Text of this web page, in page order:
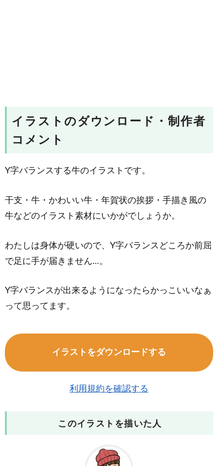
イラストのダウンロード・制作者
コメント
Y字バランスする牛のイラストです。
干支・牛・かわいい牛・年賀状の挨拶・手描き風の
牛などのイラスト素材にいかがでしょうか。
わたしは身体が硬いので、Y字バランスどころか前屈
で足に手が届きません…。
Y字バランスが出来るようになったらかっこいいなぁ
って思ってます。
イラストをダウンロードする
利用規約を確認する
このイラストを描いた人